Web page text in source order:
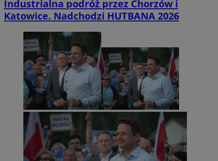
Industrialna podróż przez Chorzów i
Katowice. Nadchodzi HUTBANA 2026